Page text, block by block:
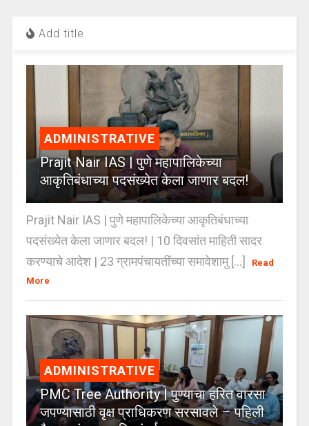
Add title
ADMINISTRATIVE
Prajit Nair IAS | पुणे महापालिकेच्या
आकृतिबंधाच्या पदसंख्येत केला जाणार बदल!
Prajit Nair IAS | पुणे महापालिकेच्या आकृतिबंधाच्या
पदसंख्येत केला जाणार बदल! | 10 दिवसांत माहिती सादर
करण्याचे आदेश | 23 ग्रामपंचायतींच्या समावेशामु [...]
Read
More
ADMINISTRATIVE
PMC Tree Authority | पुण्याचा हरित वारसा
जपण्यासाठी वृक्ष प्राधिकरण सरसावले – पहिली